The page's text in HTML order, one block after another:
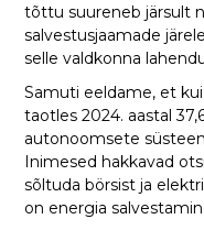
tõttu suureneb järsult
salvestusjaamade
selle valdkonna
Samuti eeldame, et
taotles 2024. aastal
autonoomsete
Inimesed hakkavad
sõltuda börsist ja
on energia